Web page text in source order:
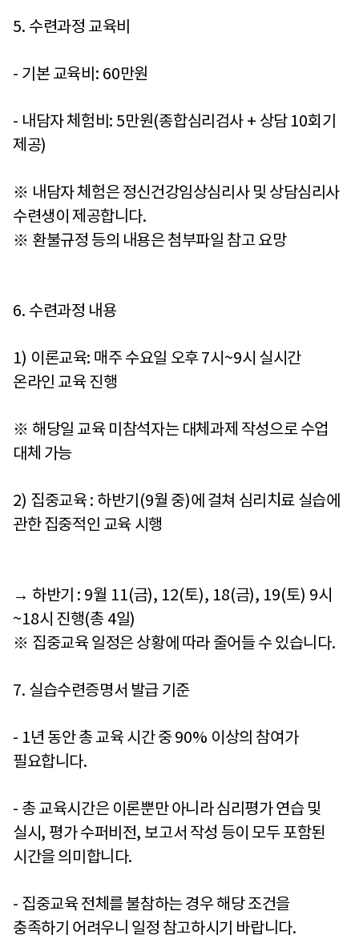
5. 수련과정 교육비
- 기본 교육비 : 60만원
- 내담자 체험비 : 5만원(종합심리검사 + 상담 10회기
제공)
※ 내담자 체험은 정신건강임상심리사 및 상담심리사
수련생이 제공합니다.
※ 환불규정 등의 내용은 첨부파일 참고 요망
6. 수련과정 내용
1) 이론교육: 매주 수요일 오후7시 ~9시 실시간
온라인 교육 진행
※ 해당일 교육 미참석자는 대체과제 작성으로 수업
대체 가능
2) 집중교육: 하반기 (9월 중)에 걸쳐 심리치료 실습에
관한 집중적인 교육 시행
→ 하반기 : 9월 11(금), 12(토), 18(금), 19(토) 9시
~18시 진행(총 4일)
※ 집중교육 일정은 상황에 따라 줄어들 수 있습니다.
7. 실습수련증명서 발급 기준
- 1년 동안 총 교육 시간 중90% 이상의 참여가
필요합니다.
- 총 교육시간은 이론뿐만 아니라 심리평가 연습 및
실시 , 평가 수퍼비전, 보고서 작성 등이 모두 포함된
시간을 의미합니다.
- 집중교육 전체를 불참하는 경우 해당 조건을
충족하기 어려우니 일정 참고하시기 바랍니다.